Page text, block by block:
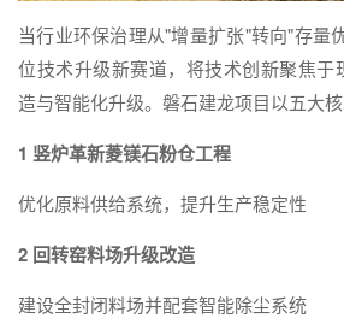
当行业环保治理从"增量扩张"转向"存量
位技术升级新赛道，将技术创新聚焦于
造与智能化升级。磐石建龙项目以五大核
1 竖炉革新菱镁石粉仓工程
优化原料供给系统，提升生产稳定性
2 回转窑料场升级改造
建设全封闭料场并配套智能除尘系统